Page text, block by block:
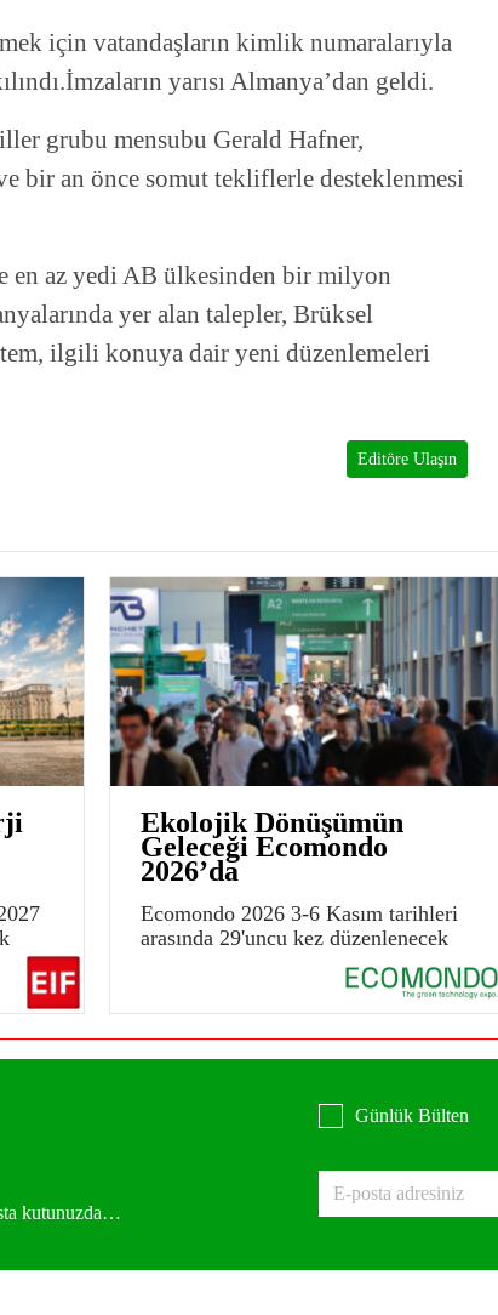
için vatandaşların kimlik numaralarıyla
yarısı Almanya’dan geldi.
grubu mensubu Gerald Hafner,
bir an önce somut tekliflerle desteklenmesi
en az yedi AB ülkesinden bir milyon
yer alan talepler, Brüksel
ilgili konuya dair yeni düzenlemeleri
Editöre Ulaşın
Ekolojik Dönüşümün
Geleceği Ecomondo
2026’da
Ecomondo 2026 3-6 Kasım tarihleri
arasında 29'uncu kez düzenlenecek
kutunuzda…
Günlük Bülten